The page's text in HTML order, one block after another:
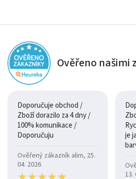
Ověřeno našimi
Doporučuje obchod /
Zboží dorazilo za 4 dny /
100% komunikace /
Doporučuju
Ověřený zákazník alim, 25.
04. 2026
je
13.